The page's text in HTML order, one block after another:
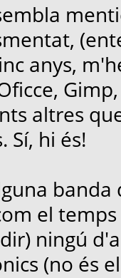
anys,
altres
Sí, hi és!
el
ningú
(no és